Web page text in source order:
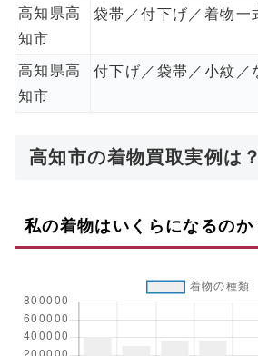
高知県高
知市
袋帯／付下げ／着物一
高知県高
知市
付下げ／袋帯／小紋／
高知市の着物買取実例は？
私の着物はいくらになるのか